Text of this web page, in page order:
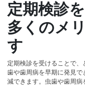
定期検診
多くのメ
す
定期検診を受けることで
歯や歯周病を早期に発見で
減できます。虫歯や歯周